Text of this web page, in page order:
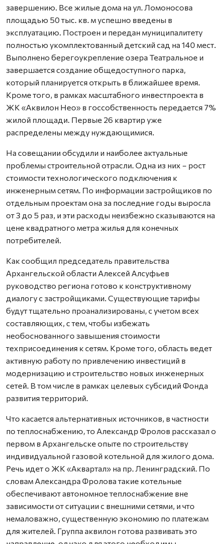
завершению. Все жилые дома на ул. Ломоносова
площадью 50 тыс. кв. м успешно введены в
эксплуатацию. Построен и передан муниципалитету
полностью укомплектованный детский сад на 140 мест.
Выполнено берегоукрепление озера Театральное и
завершается создание общедоступного парка,
который планируется открыть в ближайшее время.
Кроме того, в рамках масштабного инвестпроекта в
ЖК «Аквилон Нео» в госсобственность передается 7%
жилой площади. Первые 26 квартир уже
распределены между нуждающимися.
На совещании обсудили и наиболее актуальные
проблемы строительной отрасли. Одна из них – рост
стоимости технологического подключения к
инженерным сетям. По информации застройщиков по
отдельным проектам она за последние годы выросла
от 3 до 5 раз, и эти расходы неизбежно сказываются на
цене квадратного метра жилья для конечных
потребителей.
Как сообщил председатель правительства
Архангельской области Алексей Алсуфьев
руководство региона готово к конструктивному
диалогу с застройщиками. Существующие тарифы
будут тщательно проанализированы, с учетом всех
составляющих, с тем, чтобы избежать
необоснованного завышения стоимости
техприсоединения к сетям. Кроме того, область ведет
активную работу по привлечению инвестиций в
модернизацию и строительство новых инженерных
сетей. В том числе в рамках целевых субсидий Фонда
развития территорий.
Что касается альтернативных источников, в частности
по теплоснабжению, то Александр Фролов рассказал о
первом в Архангельске опыте по строительству
индивидуальной газовой котельной для жилого дома.
Речь идет о ЖК «Аквартал» на пр. Ленинградский. По
словам Александра Фролова такие котельные
обеспечивают автономное теплоснабжение вне
зависимости от ситуации с внешними сетями, и что
немаловажно, существенную экономию по платежам
для жителей. Группа аквилон готова развивать это